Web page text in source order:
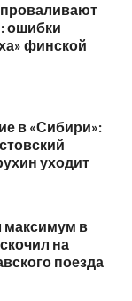
ошибки
финской
в «Сибири»:
уходит
максимум в
на
поезда